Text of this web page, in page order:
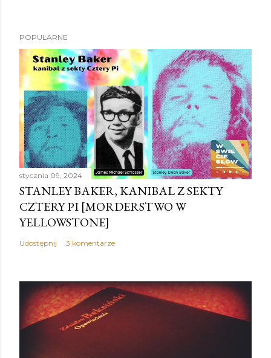
POPULARNE
stycznia 09, 2024
STANLEY BAKER, KANIBAL Z SEKTY
CZTERY PI [MORDERSTWO W
YELLOWSTONE]
Udostępnij 3 komentarze